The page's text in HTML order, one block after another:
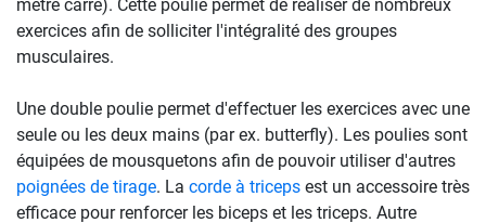
mètre carré). Cette poulie permet de réaliser de nombreux
exercices afin de solliciter l'intégralité des groupes
musculaires.
Une double poulie permet d'effectuer les exercices avec une
seule ou les deux mains (par ex. butterfly). Les poulies sont
équipées de mousquetons afin de pouvoir utiliser d'autres
poignées de tirage. La corde à triceps est un accessoire très
efficace pour renforcer les biceps et les triceps. Autre